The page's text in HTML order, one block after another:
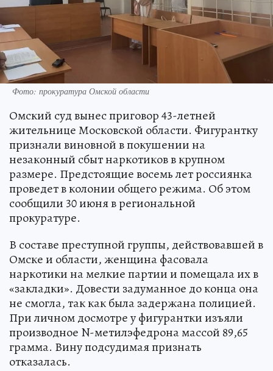
Фото: прокуратура Омской области
Омский суд вынес приговор 43-летней
жительнице Московской области. Фигурантку
признали виновной в покушении на
незаконный сбыт наркотиков в крупном
размере. Предстоящие восемь лет россиянка
проведет в колонии общего режима. Об этом
сообщили 30 июня в региональной
прокуратуре.
В составе преступной группы, действовавшей в
Омске и области, женщина фасовала
наркотики на мелкие партии и помещала их в
«закладки». Довести задуманное до конца она
не смогла, так как была задержана полицией.
При личном досмотре у фигурантки изъяли
производное N-метилэфедрона массой 89,65
грамма. Вину подсудимая признать
отказалась.